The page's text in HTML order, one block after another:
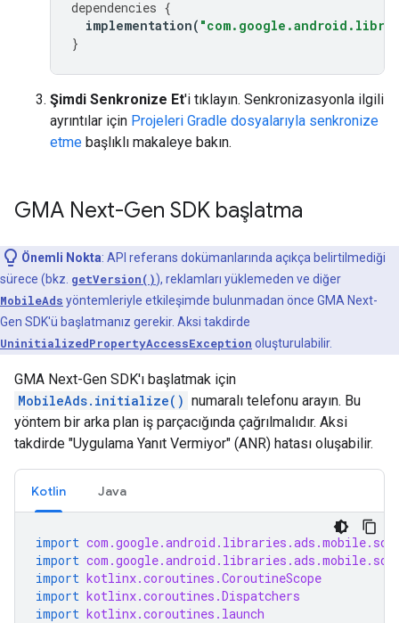
dependencies {
implementation(
}
Şimdi Senkronize Et'i tıklayın. Senkronizasyonla ilgili
ayrıntılar için Projeleri Gradle dosyalarıyla senkronize
etme başlıklı makaleye bakın.
GMA Next-Gen SDK başlatma
Önemli Nokta: API referans dokümanlarında açıkça belirtilmediği
sürece (bkz. getVersion()), reklamları yüklemeden ve diğer
MobileAds yöntemleriyle etkileşimde bulunmadan önce GMA Next-
Gen SDK'ü başlatmanız gerekir. Aksi takdirde
UninitializedPropertyAccessException oluşturulabilir.
GMA Next-Gen SDK'ı başlatmak için
MobileAds.initialize() numaralı telefonu arayın. Bu
yöntem bir arka plan iş parçacığında çağrılmalıdır. Aksi
takdirde "Uygulama Yanıt Vermiyor" (ANR) hatası oluşabilir.
Kotlin Java
import
import
import kotlinx.coroutines.CoroutineScope
import kotlinx.coroutines.Dispatchers
import kotlinx.coroutines.launch